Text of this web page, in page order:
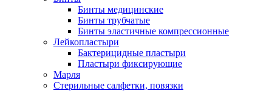
Бинты медицинские
Бинты трубчатые
Бинты эластичные компрессионные
Лейкопластыри
Бактерицидные пластыри
Пластыри фиксирующие
Марля
Стерильные салфетки, повязки